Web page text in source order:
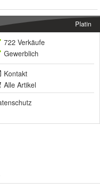
Platin
722 Verkäufe
Gewerblich
Kontakt
Alle Artikel